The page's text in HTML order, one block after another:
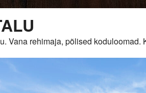
Vana rehimaja, põlised